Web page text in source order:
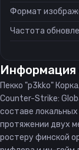
Формат
Частота
Информация
Пекко "p3kko"
Counter-Strike:
составе
протяжении двух
ростеру финской